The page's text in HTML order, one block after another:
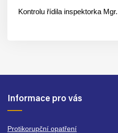
Kontrolu řídila inspektorka
Informace pro vás
Protikorupční opatření